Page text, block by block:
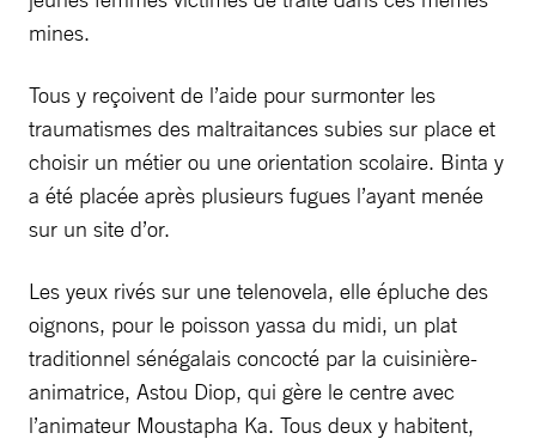
mines.
Tous y reçoivent de l’aide pour surmonter les
traumatismes des maltraitances subies sur place et
choisir un métier ou une orientation scolaire. Binta y
a été placée après plusieurs fugues l’ayant menée
sur un site d’or.
Les yeux rivés sur une telenovela, elle épluche des
oignons, pour le poisson yassa du midi, un plat
traditionnel sénégalais concocté par la cuisinière-
animatrice, Astou Diop, qui gère le centre avec
l’animateur Moustapha Ka. Tous deux y habitent,